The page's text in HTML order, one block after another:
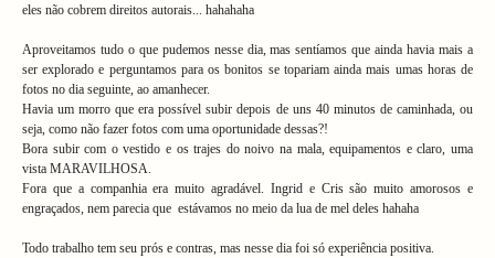
eles não cobrem direitos autorais... hahahaha
Aproveitamos tudo o que pudemos nesse dia, mas sentíamos que ainda havia mais a
ser explorado e perguntamos para os bonitos se topariam ainda mais umas horas de
fotos no dia seguinte, ao amanhecer.
Havia um morro que era possível subir depois de uns 40 minutos de caminhada, ou
seja, como não fazer fotos com uma oportunidade dessas?!
Bora subir com o vestido e os trajes do noivo na mala, equipamentos e claro, uma
vista MARAVILHOSA.
Fora que a companhia era muito agradável. Ingrid e Cris são muito amorosos e
engraçados, nem parecia que estávamos no meio da lua de mel deles hahaha
Todo trabalho tem seu prós e contras, mas nesse dia foi só experiência positiva.